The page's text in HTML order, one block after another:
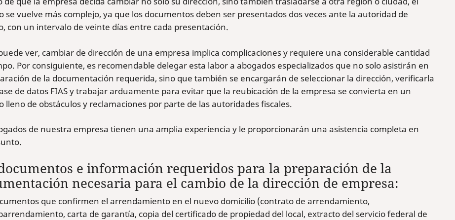
se vuelve más complejo, ya que los documentos deben ser presentados dos veces ante la autoridad de
con un intervalo de veinte días entre cada presentación.
ver, cambiar de dirección de una empresa implica complicaciones y requiere una considerable cantidad
Por consiguiente, es recomendable delegar esta labor a abogados especializados que no solo asistirán en
de la documentación requerida, sino que también se encargarán de seleccionar la dirección, verificarla
de datos FIAS y trabajar arduamente para evitar que la reubicación de la empresa se convierta en un
lleno de obstáculos y reclamaciones por parte de las autoridades fiscales.
de nuestra empresa tienen una amplia experiencia y le proporcionarán una asistencia completa en
e información requeridos para la preparación de la
necesaria para el cambio de la dirección de empresa:
que confirmen el arrendamiento en el nuevo domicilio (contrato de arrendamiento,
carta de garantía, copia del certificado de propiedad del local, extracto del servicio federal de